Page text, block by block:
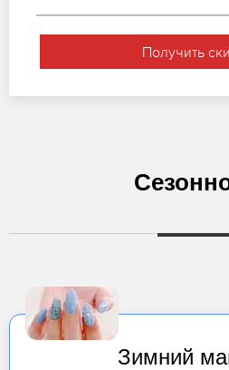
Получить
Зимний